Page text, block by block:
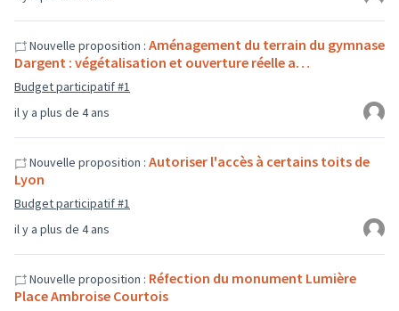
il y a plus de 4 ans
Nouvelle proposition : Aménagement du terrain du gymnase
Dargent : végétalisation et ouverture réelle a…
Budget participatif #1
il y a plus de 4 ans
Nouvelle proposition : Autoriser l'accès à certains toits de
Lyon
Budget participatif #1
Nouvelle proposition : Réfection du monument Lumière
Place Ambroise Courtois